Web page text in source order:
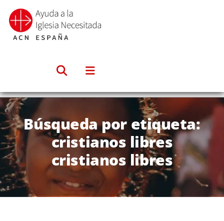
Saltar
contenido
Búsqueda por etiqueta:
cristianos libres
cristianos libres